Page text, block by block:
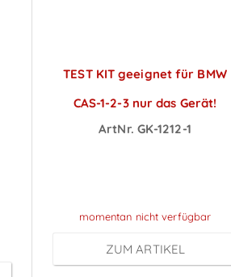
TEST KIT geeignet für BMW
CAS-1-2-3 nur das Gerät!
ArtNr. GK-1212-1
momentan nicht verfügbar
ZUM ARTIKEL